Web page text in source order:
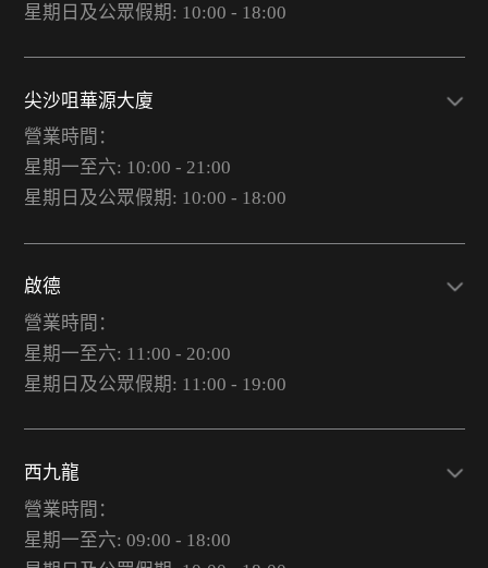
星期日及公眾假期: 10:00 - 18:00
尖沙咀華源大廈
營業時間：
星期一至六: 10:00 - 21:00
星期日及公眾假期: 10:00 - 18:00
啟德
營業時間：
星期一至六: 11:00 - 20:00
星期日及公眾假期: 11:00 - 19:00
西九龍
營業時間：
星期一至六: 09:00 - 18:00